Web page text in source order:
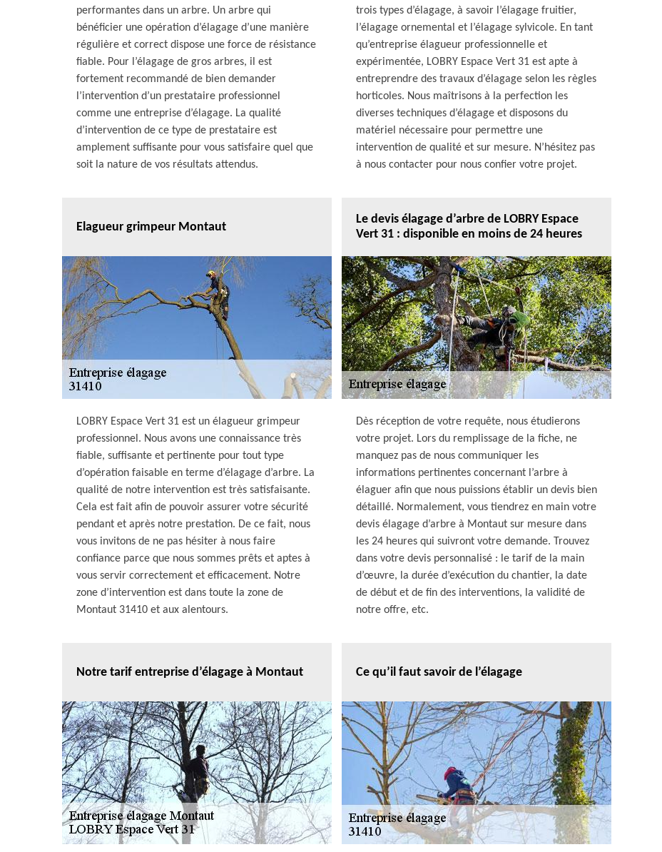
performantes dans un arbre. Un arbre qui
bénéficier une opération d’élagage d’une manière
régulière et correct dispose une force de résistance
fiable. Pour l’élagage de gros arbres, il est
fortement recommandé de bien demander
l’intervention d’un prestataire professionnel
comme une entreprise d’élagage. La qualité
d’intervention de ce type de prestataire est
amplement suffisante pour vous satisfaire quel que
soit la nature de vos résultats attendus.
trois types d’élagage, à savoir l’élagage fruitier,
l’élagage ornemental et l’élagage sylvicole. En tant
qu’entreprise élagueur professionnelle et
expérimentée, LOBRY Espace Vert 31 est apte à
entreprendre des travaux d’élagage selon les règles
horticoles. Nous maîtrisons à la perfection les
diverses techniques d’élagage et disposons du
matériel nécessaire pour permettre une
intervention de qualité et sur mesure. N’hésitez pas
à nous contacter pour nous confier votre projet.
Elagueur grimpeur Montaut
LOBRY Espace Vert 31 est un élagueur grimpeur
professionnel. Nous avons une connaissance très
fiable, suffisante et pertinente pour tout type
d’opération faisable en terme d’élagage d’arbre. La
qualité de notre intervention est très satisfaisante.
Cela est fait afin de pouvoir assurer votre sécurité
pendant et après notre prestation. De ce fait, nous
vous invitons de ne pas hésiter à nous faire
confiance parce que nous sommes prêts et aptes à
vous servir correctement et efficacement. Notre
zone d’intervention est dans toute la zone de
Montaut 31410 et aux alentours.
Le devis élagage d’arbre de LOBRY Espace
Vert 31 : disponible en moins de 24 heures
Dès réception de votre requête, nous étudierons
votre projet. Lors du remplissage de la fiche, ne
manquez pas de nous communiquer les
informations pertinentes concernant l’arbre à
élaguer afin que nous puissions établir un devis bien
détaillé. Normalement, vous tiendrez en main votre
devis élagage d’arbre à Montaut sur mesure dans
les 24 heures qui suivront votre demande. Trouvez
dans votre devis personnalisé : le tarif de la main
d’œuvre, la durée d’exécution du chantier, la date
de début et de fin des interventions, la validité de
notre offre, etc.
Notre tarif entreprise d’élagage à Montaut Ce qu’il faut savoir de l’élagage